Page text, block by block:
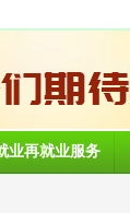
业再就业服务